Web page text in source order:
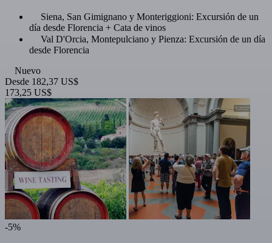
Siena, San Gimignano y Monteriggioni: Excursión de un
día desde Florencia + Cata de vinos
Val D'Orcia, Montepulciano y Pienza: Excursión de un día
desde Florencia
Nuevo
Desde 182,37 US$
173,25 US$
-5%